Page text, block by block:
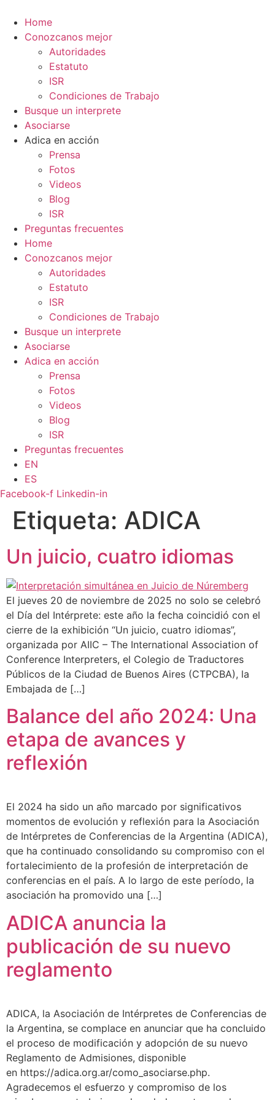
contenido
Home
Conozcanos mejor
Autoridades
Estatuto
ISR
Condiciones de Trabajo
Busque un interprete
Asociarse
Adica en acción
Prensa
Fotos
Videos
Blog
ISR
Preguntas frecuentes
Home
Conozcanos mejor
Autoridades
Estatuto
ISR
Condiciones de Trabajo
Busque un interprete
Asociarse
Adica en acción
Prensa
Fotos
Videos
Blog
ISR
Preguntas frecuentes
EN
ES
Facebook-f Linkedin-in
Etiqueta: ADICA
Un juicio, cuatro idiomas
El jueves 20 de noviembre de 2025 no solo se celebró
el Día del Intérprete: este año la fecha coincidió con el
cierre de la exhibición “Un juicio, cuatro idiomas”,
organizada por AIIC – The International Association of
Conference Interpreters, el Colegio de Traductores
Públicos de la Ciudad de Buenos Aires (CTPCBA), la
Embajada de […]
Balance del año 2024: Una
etapa de avances y
reflexión
El 2024 ha sido un año marcado por significativos
momentos de evolución y reflexión para la Asociación
de Intérpretes de Conferencias de la Argentina (ADICA),
que ha continuado consolidando su compromiso con el
fortalecimiento de la profesión de interpretación de
conferencias en el país. A lo largo de este período, la
asociación ha promovido una […]
ADICA anuncia la
publicación de su nuevo
reglamento
ADICA, la Asociación de Intérpretes de Conferencias de
la Argentina, se complace en anunciar que ha concluido
el proceso de modificación y adopción de su nuevo
Reglamento de Admisiones, disponible
en https://adica.org.ar/como_asociarse.php.
Agradecemos el esfuerzo y compromiso de los